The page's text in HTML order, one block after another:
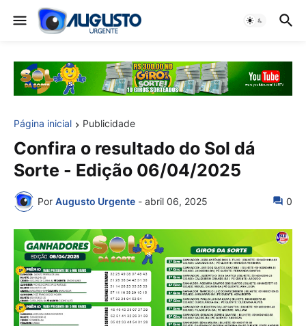
Página inicial Publicidade
Confira o resultado do Sol dá
Sorte - Edição 06/04/2025
Por Augusto Urgente - abril 06, 2025 0